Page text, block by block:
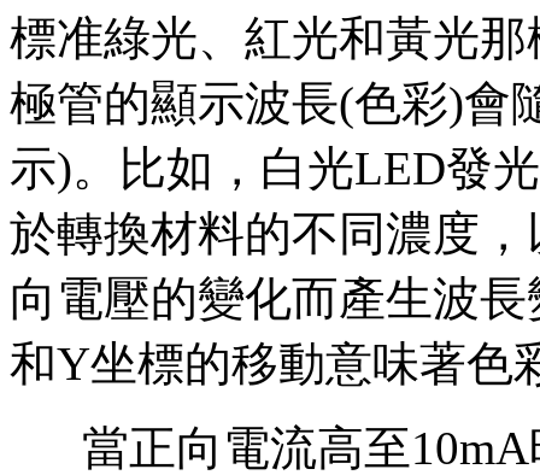
標准綠光、紅光和黃光
極管的顯示波長(色彩)會
示)。比如，白光LED發
於轉換材料的不同濃度
向電壓的變化而產生波
和Y坐標的移動意味著色
當正向電流高至10mA